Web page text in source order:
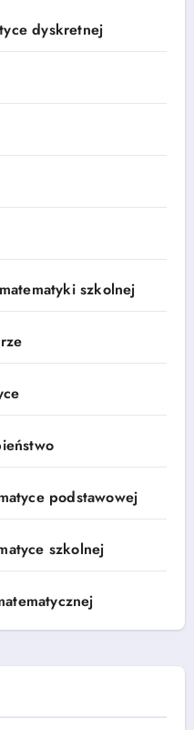
dyskretnej
szkolnej
podstawowej
szkolnej